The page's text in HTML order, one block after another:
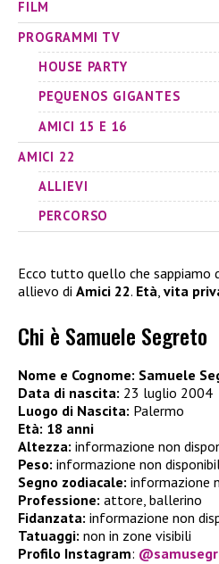
FILM
PROGRAMMI TV
HOUSE PARTY
PEQUENOS GIGANTES
AMICI 15 E 16
AMICI 22
ALLIEVI
PERCORSO
Ecco tutto quello che sappiamo
allievo di Amici 22. Età vita
Chi è Samuele Segreto
Nome e Cognome: Samuele
Data di nascita: 23 luglio 2004
Luogo di Nascita: Palermo
Età: 18 anni
Altezza: informazione non
Peso: informazione non
Segno zodiacale: informazione
Professione: attore, ballerino
Fidanzata: informazione non
Tatuaggi: non in zone visibili
Profilo Instagram: